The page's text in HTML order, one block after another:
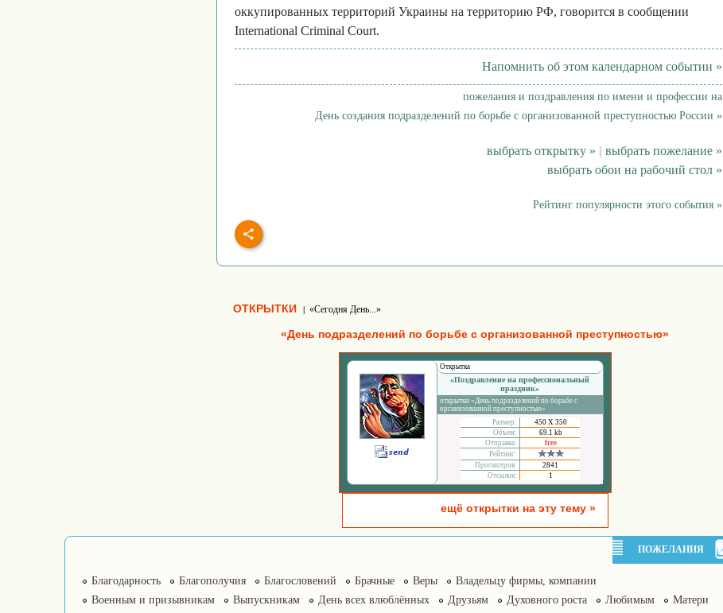
оккупированных территорий Украины на территорию РФ, говорится в сообщении
International Criminal Court.
Напомнить об этом календарном событии »
пожелания и поздравления по имени и профессии на
День создания подразделений по борьбе с организованной преступностью России »
выбрать открытку » | выбрать пожелание »
выбрать обои на рабочий стол »
Рейтинг популярности этого события »
ОТКРЫТКИ | «Сегодня День...»
«День подразделений по борьбе с организованной преступностью»
Открытка
«Поздравление на профессиональный
праздник»
открытки «День подразделений по борьбе с
организованной преступностью»
Размер:
450 Х 350
Объем:
69.1 kb
Отправка:
free
Рейтинг:
Просмотров:
2841
Отсылок:
1
ещё открытки на эту тему »
ПОЖЕЛАНИЯ
Благодарность Благополучия Благословений Брачные Веры
Владельцу фирмы, компании
Военным и призывникам
Выпускникам День всех влюблённых Друзьям Духовного роста Любимым Матери